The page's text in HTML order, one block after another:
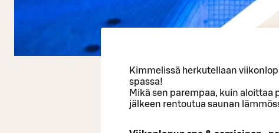
Kimmelissä herkutellaan
spassa!
Mikä sen parempaa, kuin aloittaa
jälkeen rentoutua saunan